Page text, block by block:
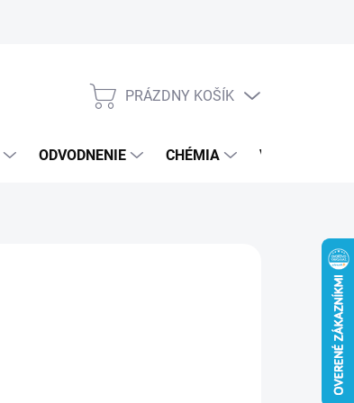
NÁKUPNÝ
PRÁZDNY KOŠÍK
ODVODNENIE CHÉMIA VEREJNÝ